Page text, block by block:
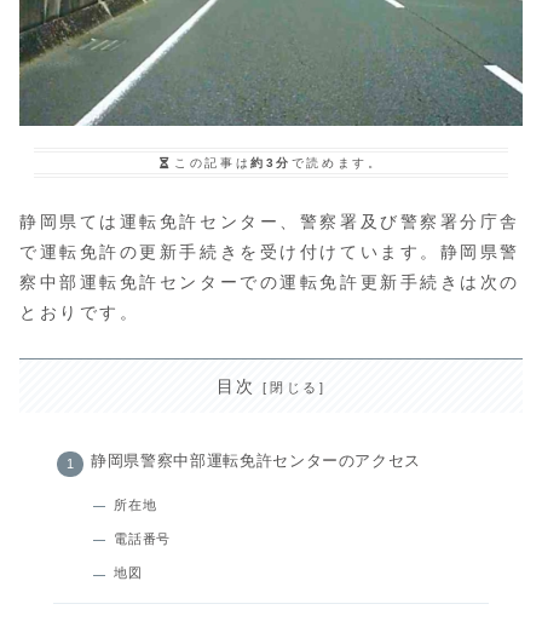
この記事は約3分 で読めます。
静岡県ては運転免許センター、警察署及び警察署分庁舎
で運転免許の更新手続きを受け付けています。静岡県警
察中部運転免許センターでの運転免許更新手続きは次の
とおりです。
目次
静岡県警察中部運転免許センターのアクセス
所在地
電話番号
地図